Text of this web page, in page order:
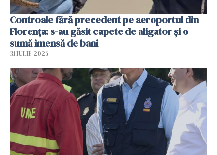
Controale fără precedent pe aeroportul din
Florența: s-au găsit capete de aligator și o
sumă imensă de bani
31 IULIE 2026